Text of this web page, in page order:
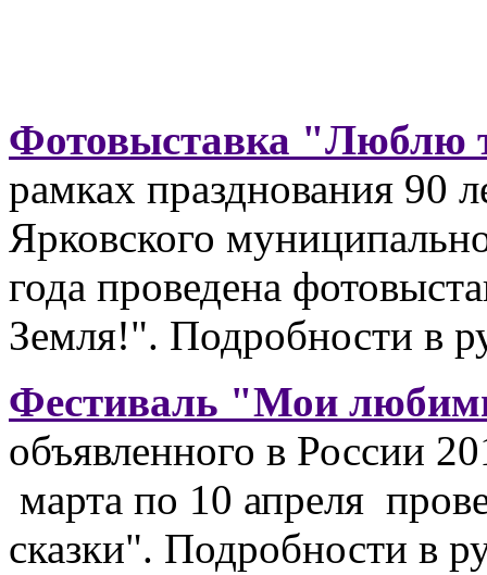
Фотовыставка "Люблю
рамках празднования 90
Ярковского
года проведена
Земля!". Подробности в
Фестиваль "Мои
объявленного в России
марта по 10 апреля
сказки". Подробности в